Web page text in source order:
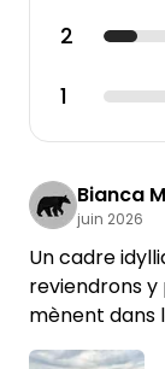
2
1
Bianca
juin 2026
Un cadre
reviendrons y
mènent dans